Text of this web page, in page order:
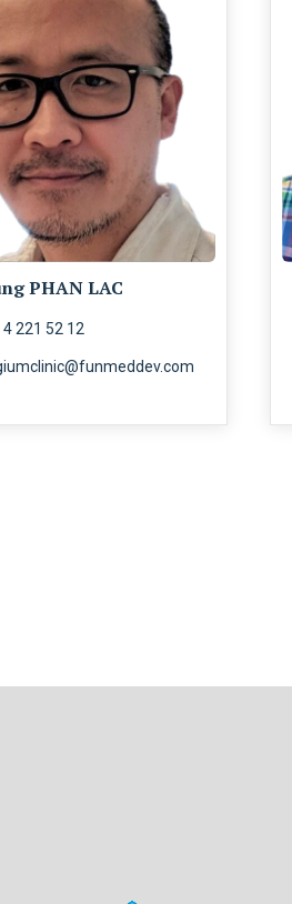
PHAN LAC
4 221 52 12